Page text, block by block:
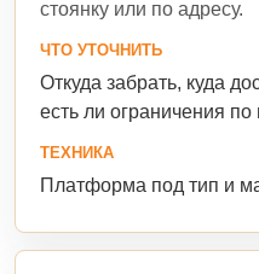
стоянку или по адресу.
ЧТО УТОЧНИТЬ
Откуда забрать, куда
есть ли ограничения
ТЕХНИКА
Платформа под тип и